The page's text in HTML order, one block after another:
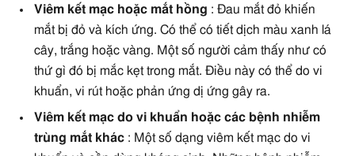
Viêm kết mạc hoặc mắt hồng : Đau mắt đỏ khiến
mắt bị đỏ và kích ứng. Có thể có tiết dịch màu xanh lá
cây, trắng hoặc vàng. Một số người cảm thấy như có
thứ gì đó bị mắc kẹt trong mắt. Điều này có thể do vi
khuẩn, vi rút hoặc phản ứng dị ứng gây ra.
Viêm kết mạc do vi khuẩn hoặc các bệnh nhiễm
trùng mắt khác : Một số dạng viêm kết mạc do vi